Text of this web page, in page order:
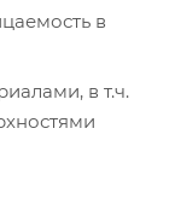
в
в т.ч.